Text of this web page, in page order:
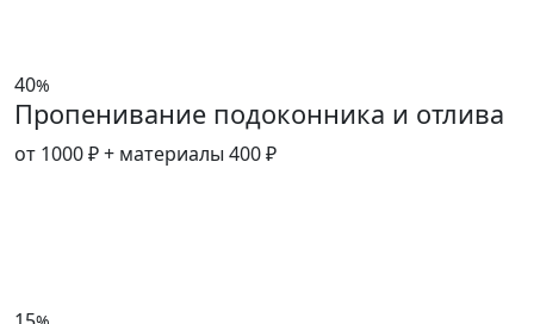
40%
Пропенивание подоконника и отлива
от 1000 ₽+ материалы 400 ₽